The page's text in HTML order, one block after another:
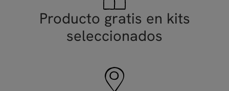
Producto gratis en kits
seleccionados